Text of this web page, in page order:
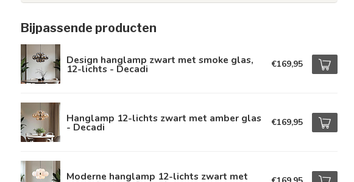
Bijpassende producten
Design hanglamp zwart met smoke glas,
12-lichts - Decadi €169,95
Hanglamp 12-lichts zwart met amber glas
- Decadi €169,95
Moderne hanglamp 12-lichts zwart met